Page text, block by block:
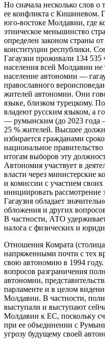
Но сначала несколько слов о
ее конфликта с Кишиневом.
юго-востоке Молдавии, где
этническое меньшинство
определен законом страны
конституции республики.
Гагаузии проживали 134 535
населения всей Молдавии
население автономии —
православного
жителей автономии. Они
языке, близком турецкому.
владеют русским языком, а
— румынским (до 2023 года
25 % жителей. Высшее
избирается гражданами
национальное
итогам выборов эту
Автономия участвует в
власти через министерские
и комиссии с участием
инициировать рассмотрение
Гагаузия обладает
обложения и других
В частности, АТО
налога с физических и
Отношения Комрата
напряженными почти с тех
свою автономию в 1994 году.
вопросов разграничения
автономии,
парламенте и в целом
Молдавии. В частности,
выступали и выступают
Молдавии к ЕС, поскольку
при ее объединении с
угрозу будущему своей